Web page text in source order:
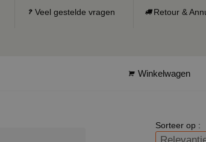
Veel gestelde vragen Retour &
Winkelwagen
Sorteer op :